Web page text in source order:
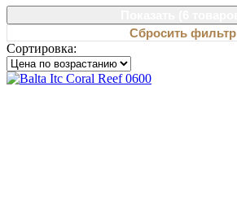
Сбросить фильтр
Сортировка: